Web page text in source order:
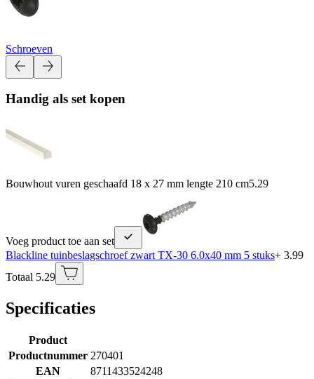
Schroeven
Handig als set kopen
Bouwhout vuren geschaafd 18 x 27 mm lengte 210 cm5.29
Voeg product toe aan set
Blackline tuinbeslagschroef zwart TX-30 6.0x40 mm 5 stuks+ 3.99
Totaal 5.29
Specificaties
Product
Productnummer 270401
EAN
8711433524248